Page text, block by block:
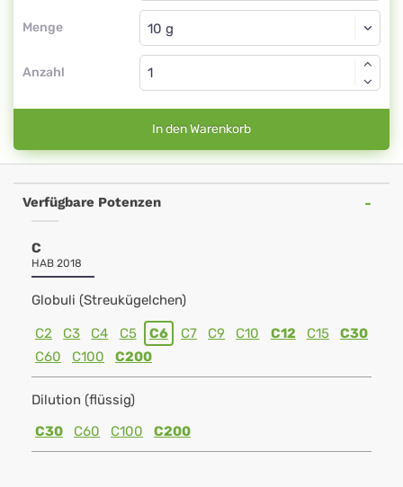
Menge
Globuli
Anzahl
In den Warenkorb
Verfügbare Potenzen
C
HAB 2018
Globuli (Streukügelchen)
C2 C3 C4 C5 C6 C7 C9 C10 C12 C15
C30
C60
C100 C200
Dilution (flüssig)
C30
C60 C100 C200